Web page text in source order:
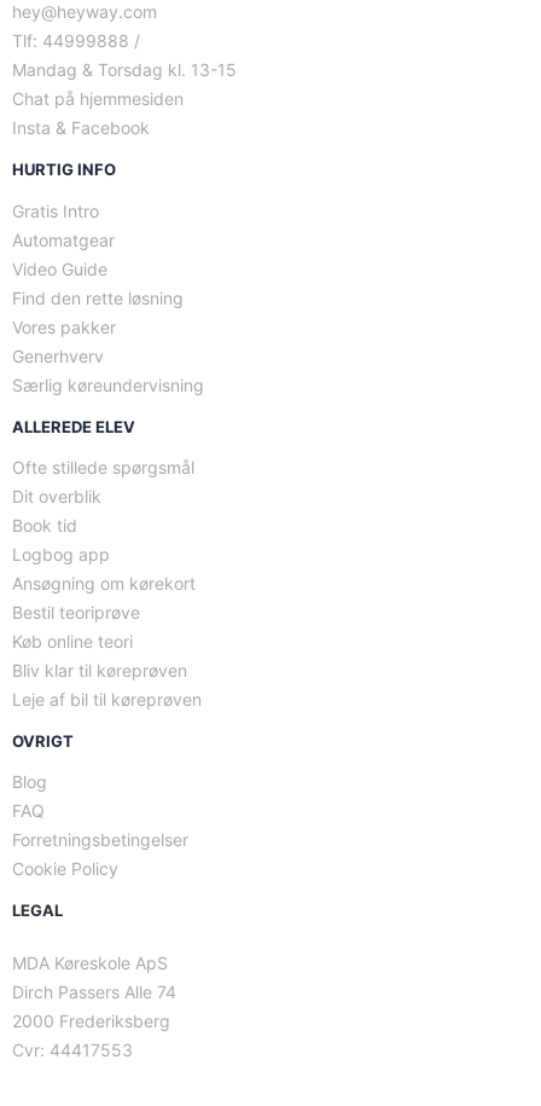
hey@heyway.com
Tlf: 44999888 /
Mandag & Torsdag kl. 13-15
Chat på hjemmesiden
Insta & Facebook
HURTIG INFO
Gratis Intro
Automatgear
Video Guide
Find den rette løsning
Vores pakker
Generhverv
Særlig køreundervisning
ALLEREDE ELEV
Ofte stillede spørgsmål
Dit overblik
Book tid
Logbog app
Ansøgning om kørekort
Bestil teoriprøve
Køb online teori
Bliv klar til køreprøven
Leje af bil til køreprøven
OVRIGT
Blog
FAQ
Forretningsbetingelser
Cookie Policy
LEGAL
MDA Køreskole ApS
Dirch Passers Alle 74
2000 Frederiksberg
Cvr: 44417553